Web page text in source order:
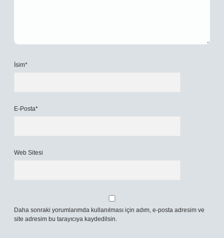
İsim*
E-Posta*
Web Sitesi
Daha sonraki yorumlarımda kullanılması için adım, e-posta adresim ve
site adresim bu tarayıcıya kaydedilsin.